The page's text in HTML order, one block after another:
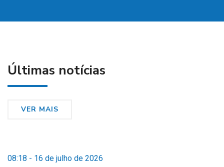
Últimas notícias
VER MAIS
08:18 - 16 de julho de 2026